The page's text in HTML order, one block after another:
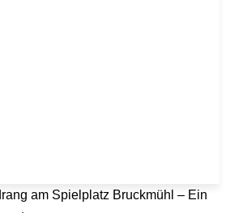
am Spielplatz Bruckmühl – Ein